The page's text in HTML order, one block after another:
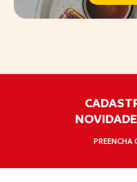
PREENCHA